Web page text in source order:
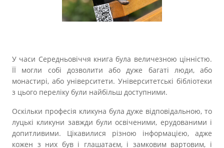
У часи Середньовіччя книга була величезною цінністю.
ЇЇ могли собі дозволити або дуже багаті люди, або
монастирі, або університети. Університетські бібліотеки
з цього переліку були найбільш доступними.
Оскільки професія кликуна була дуже відповідальною, то
луцькі кликуни завжди були освіченими, ерудованими і
допитливими. Цікавилися різною інформацією, адже
кожен з них був і глашатаєм, і замковим вартовим, і